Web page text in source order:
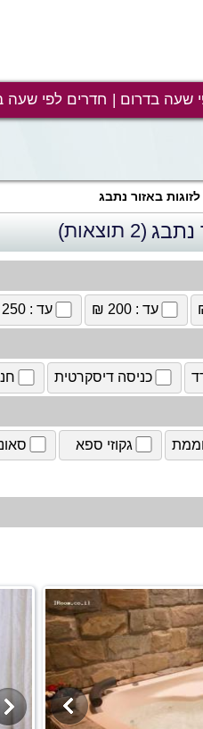
שעה בדרום חדרים לפי שעה
באזור נתבג
נתבג (2 תוצאות)
עד : 200 ₪ עד : 250 ₪
כניסה דיסקרטית
גקוזי ספא